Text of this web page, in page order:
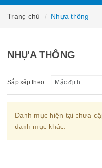
Trang chủ Nhựa thông
NHỰA THÔNG
Sắp xếp theo:
Danh mục hiện tại chưa
danh mục khác.